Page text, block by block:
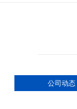
公司动态